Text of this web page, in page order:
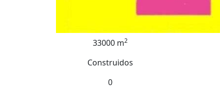
33000 m2
Construidos
0